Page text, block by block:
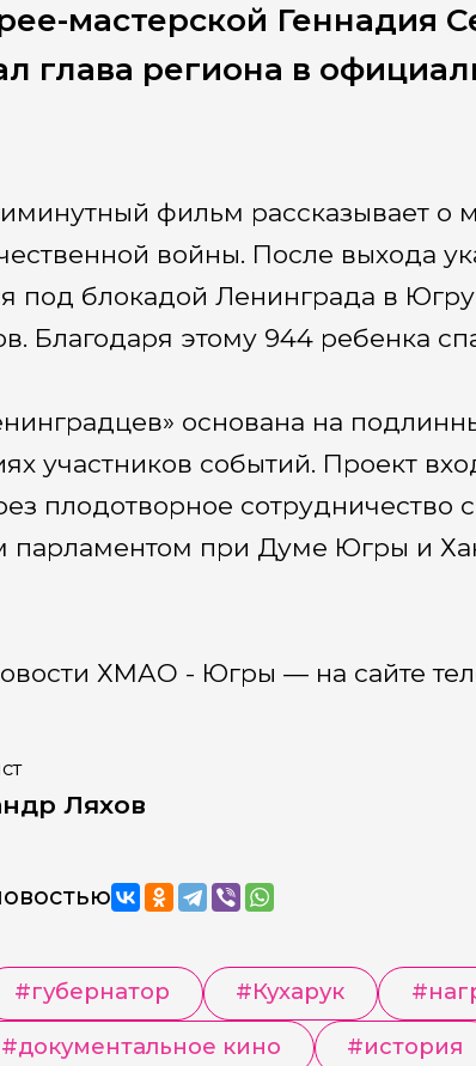
мастерской Геннадия
глава региона в
фильм рассказывает о
войны. После выхода
под блокадой Ленинграда в
Благодаря этому 944 ребенка
основана на
участников событий. Проект
плодотворное
при Думе Югры и
ХМАО - Югры — на сайте
Ляхов
#губернатор #Кухарук #
#документальное кино #история